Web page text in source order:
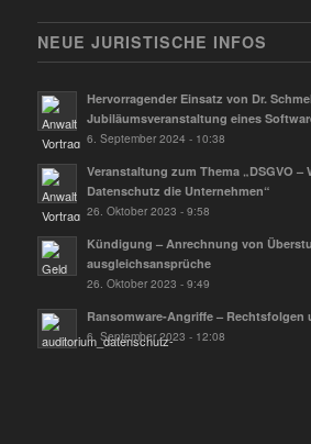
NEUE JURISTISCHE INFOS
Hervorragender Einsatz von Dr.
Jubiläumsveranstaltung eines
6. September 2024 - 10:38
Veranstaltung zum Thema „DSGVO –
Datenschutz die Unternehmen“
26. Oktober 2023 - 9:58
Kündigung – Anrechnung von
ausgleichs­ansprüche
26. Oktober 2023 - 9:49
Ransomware-Angriffe – Rechtsfolgen
6. September 2023 - 12:08